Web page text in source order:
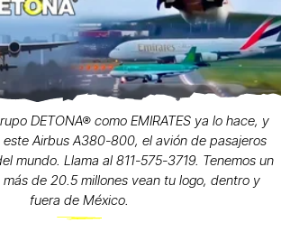
DETONA® como EMIRATES ya lo hace, y
este Airbus A380-800, el avión de pasajeros
mundo. Llama al 811-575-3719. Tenemos un
de 20.5 millones vean tu logo, dentro y
fuera de México.